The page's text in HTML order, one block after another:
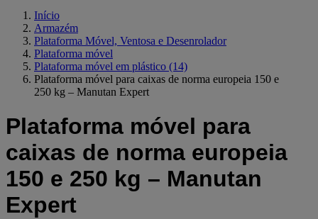
Início
Armazém
Plataforma Móvel, Ventosa e Desenrolador
Plataforma móvel
Plataforma móvel em plástico (14)
Plataforma móvel para caixas de norma europeia 150 e
250 kg – Manutan Expert
Plataforma móvel para
caixas de norma europeia
150 e 250 kg – Manutan
Expert